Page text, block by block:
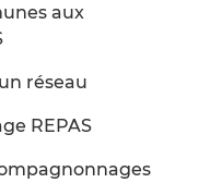
aux
réseau
REPAS